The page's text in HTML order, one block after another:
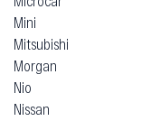
Mini
Mitsubishi
Morgan
Nio
Nissan